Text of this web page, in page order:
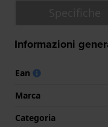
Informazioni
Ean
Marca
Categoria